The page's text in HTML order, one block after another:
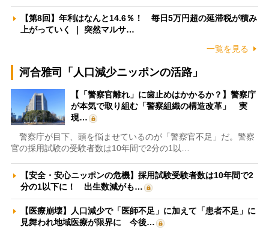
【第8回】年利はなんと14.6％！ 毎日5万円超の延滞税が積み
上がっていく ｜ 突然マルサ…
一覧を見る
河合雅司「人口減少ニッポンの活路」
【「警察官離れ」に歯止めはかかるか？】警察庁
が本気で取り組む「警察組織の構造改革」 実
現…
警察庁が目下、頭を悩ませているのが「警察官不足」だ。警察
官の採用試験の受験者数は10年間で2分の1以…
【安全・安心ニッポンの危機】採用試験受験者数は10年間で2
分の1以下に！ 出生数減がも…
【医療崩壊】人口減少で「医師不足」に加えて「患者不足」に
見舞われ地域医療が限界に 今後…